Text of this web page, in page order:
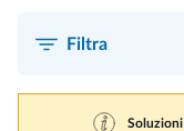
Filtra